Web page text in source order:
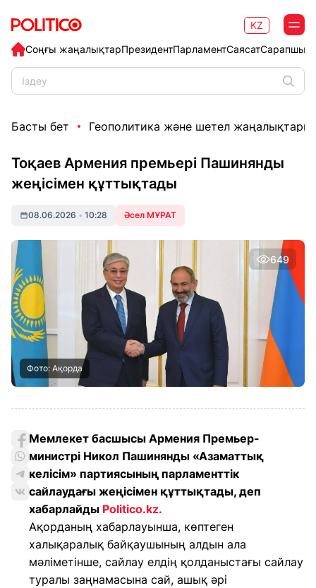
Соңғы жаңалықтарПрезидентПарламентСаясат
KZ
Басты бет Геополитика және шетел жаңалықтары
Тоқаев Армения премьері Пашинянды
жеңісімен құттықтады
08.06.2026 • 10:28 Әсел МҰРАТ
649
Фото: Ақорда
Мемлекет басшысы Армения Премьер-
министрі Никол Пашинянды «Азаматтық
келісім» партиясының парламенттік
сайлаудағы жеңісімен құттықтады, деп
хабарлайды Politico.kz.
Ақорданың хабарлауынша, көптеген
халықаралық байқаушының алдын ала
мәліметінше, сайлау елдің қолданыстағы сайлау
туралы заңнамасына сай, ашық әрі